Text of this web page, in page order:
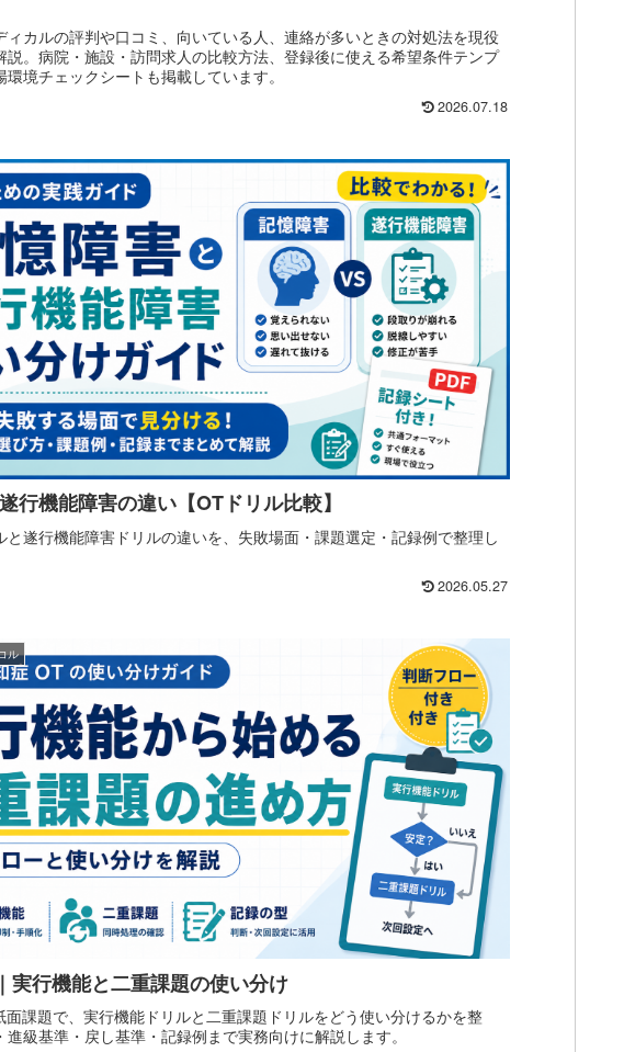
ィカルの評判や口コミ、向いている人、連絡が多いときの対処法を現役
説。病院・施設・訪問求人の比較方法、登録後に使える希望条件テンプ
環境チェックシートも掲載しています。
2026.07.18
行機能障害の違い【OTドリル比較】
と遂行機能障害ドリルの違いを、失敗場面・課題選定・記録例で整理し
2026.05.27
ル
実行機能と二重課題の使い分け
面課題で、実行機能ドリルと二重課題ドリルをどう使い分けるかを整
級基準・戻し基準・記録例まで実務向けに解説します。